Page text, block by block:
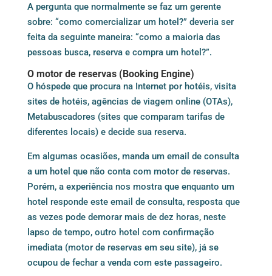
A pergunta que normalmente se faz um gerente
sobre: “como comercializar um hotel?” deveria ser
feita da seguinte maneira: “como a maioria das
pessoas busca, reserva e compra um hotel?”.
O motor de reservas (Booking Engine)
O hóspede que procura na Internet por hotéis, visita
sites de hotéis, agências de viagem online (OTAs),
Metabuscadores (sites que comparam tarifas de
diferentes locais) e decide sua reserva.
Em algumas ocasiões, manda um email de consulta
a um hotel que não conta com motor de reservas.
Porém, a experiência nos mostra que enquanto um
hotel responde este email de consulta, resposta que
as vezes pode demorar mais de dez horas, neste
lapso de tempo, outro hotel com confirmação
imediata (motor de reservas em seu site), já se
ocupou de fechar a venda com este passageiro.